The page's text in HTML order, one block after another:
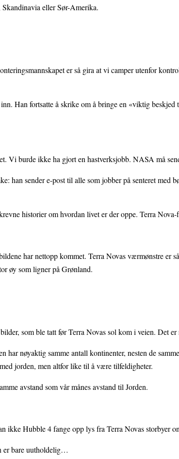
eller Sør-Amerika.
er så gira at vi camper utenfor
Han fortsatte å skrike om å bringe en «viktig beskjed
Vi burde ikke ha gjort en hastverksjobb. NASA må
han sender e-post til alle som jobber på senteret med
historier om hvordan livet er der oppe. Terra
har nettopp kommet. Terra Novas værmønstre er
øy som ligner på Grønland.
som ble tatt før Terra Novas sol kom i veien. Det er
har nøyaktig samme antall kontinenter, nesten de
jorden, men altfor like til å være tilfeldigheter.
avstand som vår månes avstand til Jorden.
ikke Hubble 4 fange opp lys fra Terra Novas storbyer
er bare uutholdelig…